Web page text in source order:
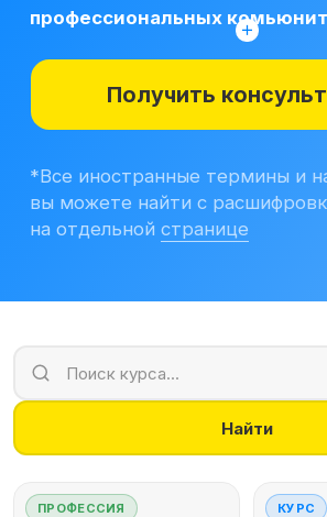
*Все иностранные термины и названия
вы можете найти с расшифровкой
Найти
ПРОФЕССИЯ КУРС